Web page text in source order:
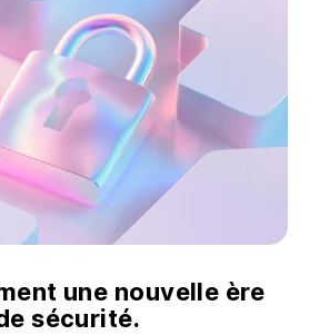
une nouvelle ère
sécurité.